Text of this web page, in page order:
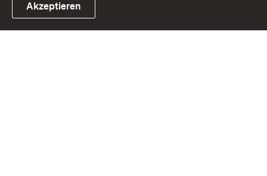
Link zum Landesportal
Akzeptieren